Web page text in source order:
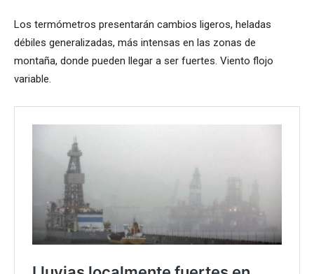
Los termómetros presentarán cambios ligeros, heladas
débiles generalizadas, más intensas en las zonas de
montaña, donde pueden llegar a ser fuertes. Viento flojo
variable.